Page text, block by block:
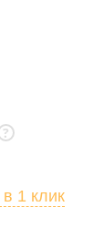
?
в 1 клик